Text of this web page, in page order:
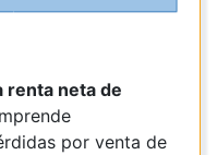
renta neta de
por venta de